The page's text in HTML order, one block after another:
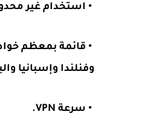
• استخدام غير
• قائمة بمعظم
وفنلندا وإسبانيا
• سرعة VPN.